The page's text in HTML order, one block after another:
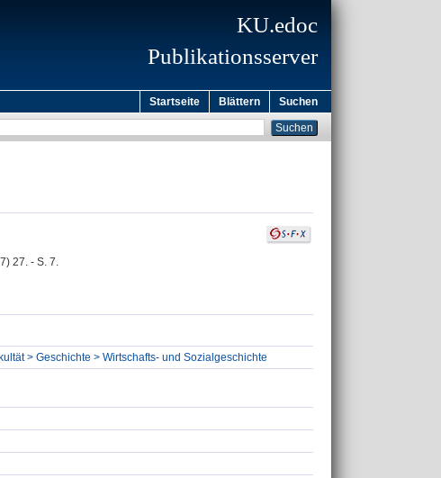
KU.edoc
Publikationsserver
Startseite Blättern Suchen
27. - S. 7.
> Geschichte > Wirtschafts- und Sozialgeschichte